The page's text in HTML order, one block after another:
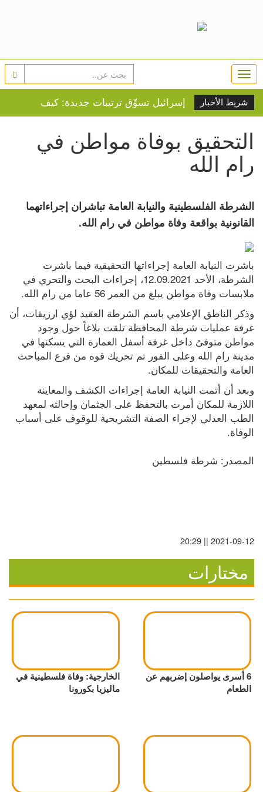
شريط الأخبار
إسرائيل تسوِّق ترتيبات جديدة: كيف
خاض لبنان معركة الحدود؟
تواصل انتهاكات الجيش
والمستوطنين: إصابات واعتقالات
ومسودة لترتيبات الملاحة
أسعار الغذاء العالمية عند أعلى
مستوى منذ 3 سنوات ونصف
بلدية نابلس: جدول توزيع المياه
أسعار صرف العملات
بيلا حديد تثير غضب مؤيدي إسرائيل
الطقس: ارتفاع تدريجي على درجات
الحرارة
إصابة في اعتداء للمستوطنين في
بيت دجن
نادي الأسير: منع الزيارات يمكّن
مسؤول أميركي يتحدث عن "اتفاق
تفجيرات إسرائيلية مستمرة..
واستهداف للجيش اللبناني بالجنوب
فيديو.. إصابة مواطن واعتقاله في
هجوم للمستوطنين على بيت فوريك
زفاف رونالدو السبت؟ ماديرا تترقب
سر في زجاجة الحليب.. هل يحمي
طفلك من الإكزيما؟
زيني يحذر من "7 أكتوبر سياسي"
3 إصابات إثر تعرضهم للطعن في
التحقيق بوفاة مواطن في
رام الله
الشرطة الفلسطينية والنيابة العامة تباشران إجراءاتهما
القانونية بواقعة وفاة مواطن في رام الله.
ملابسات وفاة مواطن يبلغ من العمر 56 عاما من رام الله.
العامة والتحقيقات للمكان.
الوفاة.
المصدر: شرطة فلسطين
2021-09-12 || 20:29
مختارات
6 أسرى يواصلون إضربهم عن
الطعام
الخارجية: وفاة فلسطينية في
ماليزيا بكورونا